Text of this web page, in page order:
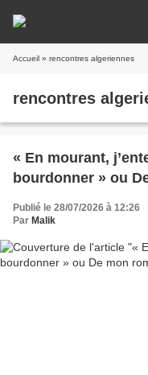
Accueil » rencontres algeriennes
rencontres
« En mourant,
bourdonner » ou
Publié le 28/07/2026 à 12:26
Par Malik